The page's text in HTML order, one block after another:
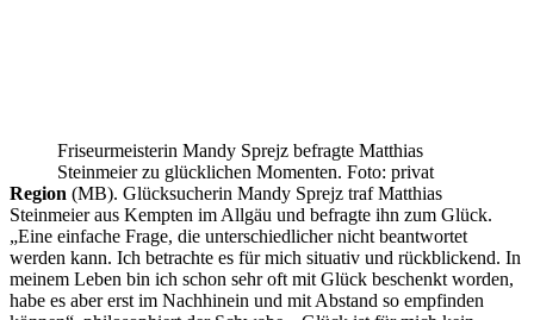
Friseurmeisterin Mandy Sprejz befragte Matthias
Steinmeier zu glücklichen Momenten. Foto: privat
Region (MB). Glücksucherin Mandy Sprejz traf Matthias
Steinmeier aus Kempten im Allgäu und befragte ihn zum Glück.
„Eine einfache Frage, die unterschiedlicher nicht beantwortet
werden kann. Ich betrachte es für mich situativ und rückblickend. In
meinem Leben bin ich schon sehr oft mit Glück beschenkt worden,
habe es aber erst im Nachhinein und mit Abstand so empfinden